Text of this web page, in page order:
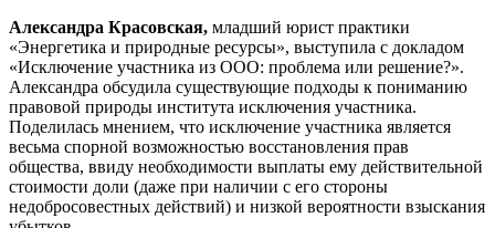
Александра Красовская, младший юрист практики
«Энергетика и природные ресурсы», выступила с докладом
«Исключение участника из ООО: проблема или решение?».
Александра обсудила существующие подходы к пониманию
правовой природы института исключения участника.
Поделилась мнением, что исключение участника является
весьма спорной возможностью восстановления прав
общества, ввиду необходимости выплаты ему действительной
стоимости доли (даже при наличии с его стороны
недобросовестных действий) и низкой вероятности взыскания